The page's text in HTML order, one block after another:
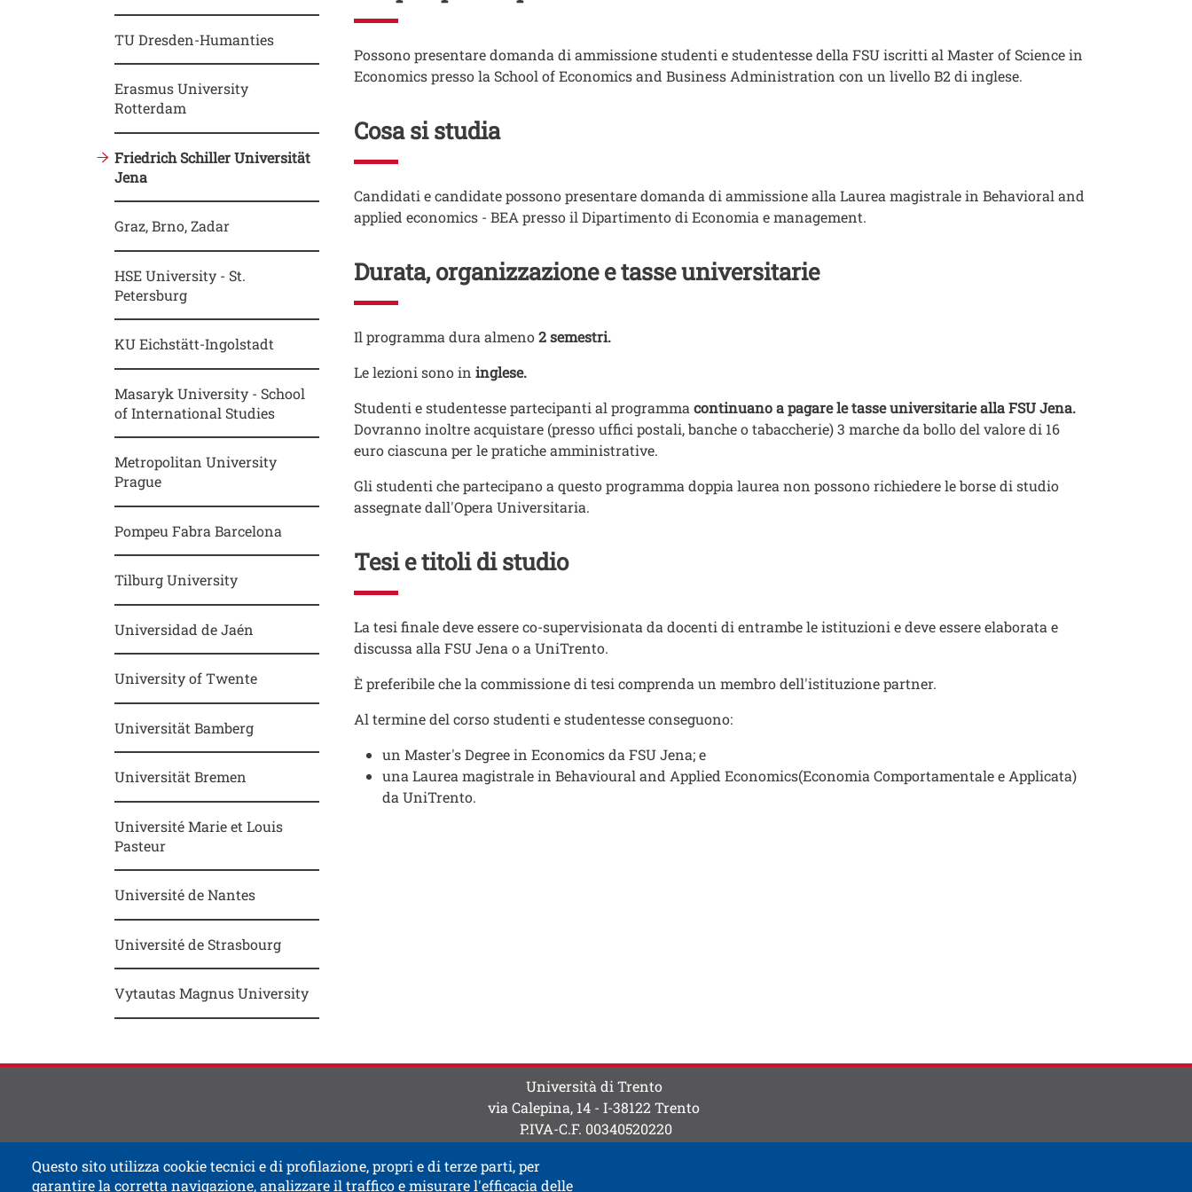
Testo
Possono presentare domanda di ammissione studenti e studentesse della FSU iscritti al Master of Science in
Economics presso la School of Economics and Business Administration con un livello B2 di inglese.
Cosa si studia
Testo
Candidati e candidate possono presentare domanda di ammissione alla Laurea magistrale in Behavioral and
applied economics - BEA presso il Dipartimento di Economia e management.
Durata, organizzazione e tasse universitarie
Testo
Il programma dura almeno2 semestri.
Le lezioni sono in inglese.
Studenti e studentesse partecipanti al programma continuano a pagare le tasse universitarie alla FSU Jena.
Dovranno inoltre acquistare (presso uffici postali, banche o tabaccherie) 3 marche da bollo del valore di 16
euro ciascuna per le pratiche amministrative.
Gli studenti che partecipano a questo programma doppia laurea non possono richiedere le borse di studio
assegnate dall'Opera Universitaria.
Tesi e titoli di studio
Testo
La tesi finale deve essere co-supervisionata da docenti di entrambe le istituzioni e deve essere elaborata e
discussa alla FSU Jena o a UniTrento.
È preferibile che la commissione di tesi comprenda un membro dell'istituzione partner.
Al termine del corso studenti e studentesse conseguono:
un Master's Degree in Economics da FSU Jena; e
una Laurea magistrale in Behavioural and Applied Economics(Economia Comportamentale e Applicata)
da UniTrento.
Questo sito utilizza cookie tecnici e di profilazione, propri e di terze parti, per
garantire la corretta navigazione, analizzare il traffico e misurare l'efficacia delle
TU Dresden-Humanties
Erasmus University
Rotterdam
Friedrich Schiller Universität
Jena
Graz, Brno, Zadar
HSE University - St.
Petersburg
KU Eichstätt-Ingolstadt
Masaryk University - School
of International Studies
Metropolitan University
Prague
Pompeu Fabra Barcelona
Tilburg University
Universidad de Jaén
University of Twente
Universität Bamberg
Universität Bremen
Université Marie et Louis
Pasteur
Université de Nantes
Université de Strasbourg
Vytautas Magnus University
Università di Trento
via Calepina, 14 - I-38122 Trento
P.IVA-C.F. 003​40520220